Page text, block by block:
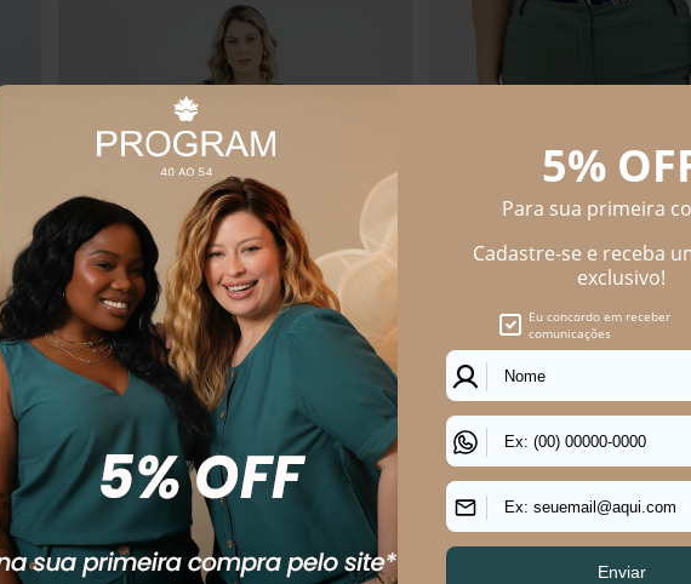
CALÇA SLIM PLUS SIZE GANCHOS DE FORA
R$ 249,90 R$ 59,90
Calça Cropped Plus Size Albânia